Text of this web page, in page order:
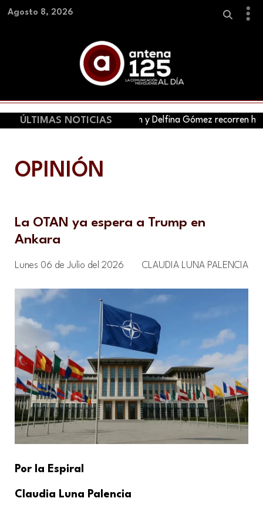
Agosto 8, 2026
ÚLTIMAS NOTICIAS
Claudia Sheinbaum y Delfina Gómez recorren hoy
OPINIÓN
La OTAN ya espera a Trump en
Ankara
Lunes 06 de Julio del 2026 CLAUDIA LUNA PALENCIA
Por la Espiral
Claudia Luna Palencia